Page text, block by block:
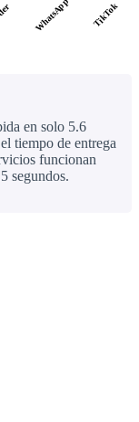
WhatsApp TikTok
en solo 5.6
tiempo de entrega
funcionan
segundos.